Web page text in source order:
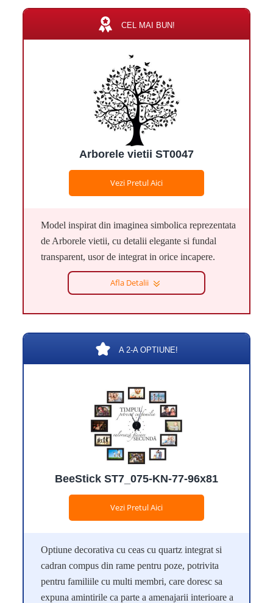
CEL MAI BUN!
Arborele vietii ST0047
Vezi Pretul Aici
Model inspirat din imaginea simbolica reprezentata
de Arborele vietii, cu detalii elegante si fundal
transparent, usor de integrat in orice incapere.
Afla Detalii
A 2-A OPTIUNE!
BeeStick ST7_075-KN-77-96x81
Vezi Pretul Aici
Optiune decorativa cu ceas cu quartz integrat si
cadran compus din rame pentru poze, potrivita
pentru familiile cu multi membri, care doresc sa
expuna amintirile ca parte a amenajarii interioare a